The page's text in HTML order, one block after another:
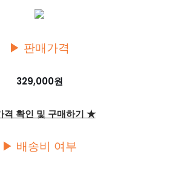
▶ 판매가격
329,000원
확인 및 구매하기 ★
▶ 배송비 여부